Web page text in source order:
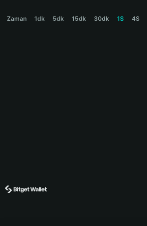
Zaman 1dk 5dk 15dk 30dk 1S 4S